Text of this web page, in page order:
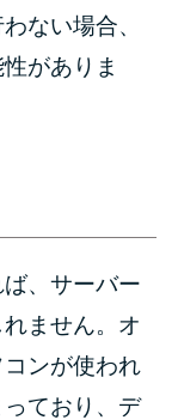
ない場合、
がありま
、サーバー
ません。オ
ンが使われ
ており、デ